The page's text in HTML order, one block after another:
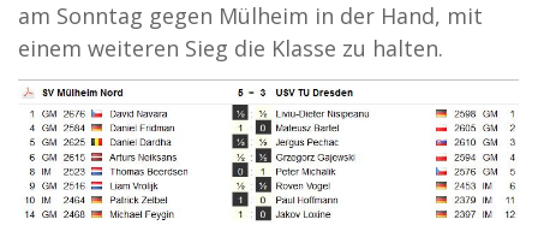
am Sonntag gegen Mülheim in der Hand, mit
einem weiteren Sieg die Klasse zu halten.